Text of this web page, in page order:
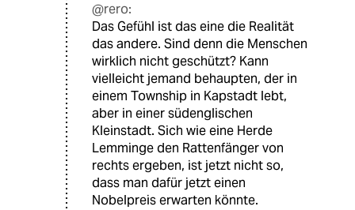
@rero:
Das Gefühl ist das eine die Realität
das andere. Sind denn die Menschen
wirklich nicht geschützt? Kann
vielleicht jemand behaupten, der in
einem Township in Kapstadt lebt,
aber in einer südenglischen
Kleinstadt. Sich wie eine Herde
Lemminge den Rattenfänger von
rechts ergeben, ist jetzt nicht so,
dass man dafür jetzt einen
Nobelpreis erwarten könnte.